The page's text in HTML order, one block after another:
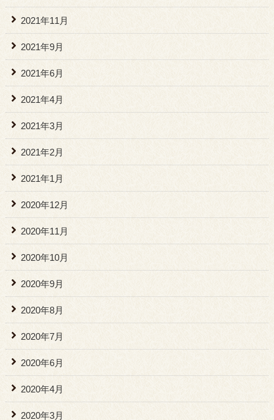
2021年11月
2021年9月
2021年6月
2021年4月
2021年3月
2021年2月
2021年1月
2020年12月
2020年11月
2020年10月
2020年9月
2020年8月
2020年7月
2020年6月
2020年4月
2020年3月